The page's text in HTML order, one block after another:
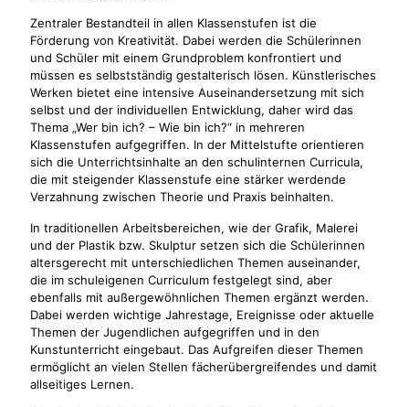
Zentraler Bestandteil in allen Klassenstufen ist die
Förderung von Kreativität. Dabei werden die Schülerinnen
und Schüler mit einem Grundproblem konfrontiert und
müssen es selbstständig gestalterisch lösen. Künstlerisches
Werken bietet eine intensive Auseinandersetzung mit sich
selbst und der individuellen Entwicklung, daher wird das
Thema „Wer bin ich? – Wie bin ich?“ in mehreren
Klassenstufen aufgegriffen. In der Mittelstufte orientieren
sich die Unterrichtsinhalte an den schulinternen Curricula,
die mit steigender Klassenstufe eine stärker werdende
Verzahnung zwischen Theorie und Praxis beinhalten.
In traditionellen Arbeitsbereichen, wie der Grafik, Malerei
und der Plastik bzw. Skulptur setzen sich die Schülerinnen
altersgerecht mit unterschiedlichen Themen auseinander,
die im schuleigenen Curriculum festgelegt sind, aber
ebenfalls mit außergewöhnlichen Themen ergänzt werden.
Dabei werden wichtige Jahrestage, Ereignisse oder aktuelle
Themen der Jugendlichen aufgegriffen und in den
Kunstunterricht eingebaut. Das Aufgreifen dieser Themen
ermöglicht an vielen Stellen fächerübergreifendes und damit
allseitiges Lernen.